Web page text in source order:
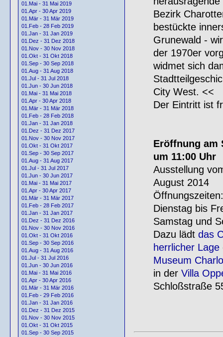
01.Mai - 31 Mai 2019
01.Apr - 30 Apr 2019
01.Mär - 31 Mär 2019
01.Feb - 28 Feb 2019
01.Jan - 31 Jan 2019
01.Dez - 31 Dez 2018
01.Nov - 30 Nov 2018
01.Okt - 31 Okt 2018
01.Sep - 30 Sep 2018
01.Aug - 31 Aug 2018
01.Jul - 31 Jul 2018
01.Jun - 30 Jun 2018
01.Mai - 31 Mai 2018
01.Apr - 30 Apr 2018
01.Mär - 31 Mär 2018
01.Feb - 28 Feb 2018
01.Jan - 31 Jan 2018
01.Dez - 31 Dez 2017
01.Nov - 30 Nov 2017
01.Okt - 31 Okt 2017
01.Sep - 30 Sep 2017
01.Aug - 31 Aug 2017
01.Jul - 31 Jul 2017
01.Jun - 30 Jun 2017
01.Mai - 31 Mai 2017
01.Apr - 30 Apr 2017
01.Mär - 31 Mär 2017
01.Feb - 28 Feb 2017
01.Jan - 31 Jan 2017
01.Dez - 31 Dez 2016
01.Nov - 30 Nov 2016
01.Okt - 31 Okt 2016
01.Sep - 30 Sep 2016
01.Aug - 31 Aug 2016
01.Jul - 31 Jul 2016
01.Jun - 30 Jun 2016
01.Mai - 31 Mai 2016
01.Apr - 30 Apr 2016
01.Mär - 31 Mär 2016
01.Feb - 29 Feb 2016
01.Jan - 31 Jan 2016
01.Dez - 31 Dez 2015
01.Nov - 30 Nov 2015
01.Okt - 31 Okt 2015
01.Sep - 30 Sep 2015
Bezirk
bestückte
Grunewald -
der 1970er
widmet sich
City West. <<
Der Eintritt ist
Eröffnung am
um 11:00 Uhr
Ausstellung
August 2014
Öffnungszeiten:
Dienstag bis
Samstag und
Dazu lädt das
herrlicher Lage
Museum
in der Villa
Schloßstraße